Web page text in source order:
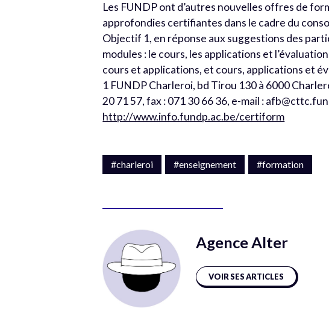
Les FUNDP ont d’autres nouvelles offres de
approfondies certifiantes dans le cadre du
Objectif 1, en réponse aux suggestions des
modules : le cours, les applications et
cours et applications, et cours, applications et
1 FUNDP Charleroi, bd Tirou 130 à 6000
20 71 57, fax : 071 30 66 36, e-mail :
http://www.info.fundp.ac.be/certiform
#charleroi #enseignement #formation
Agence Alter
VOIR SES ARTICLES